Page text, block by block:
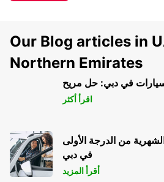
Our Blog articles in
Northern Emirates
في دبي: حل مريح
اقرأ أكثر
من الدرجة الأولى
في دبي
أقرأ المزيد